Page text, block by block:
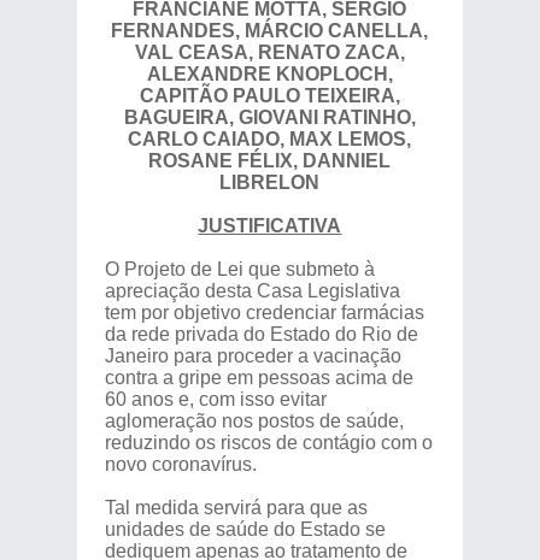
FRANCIANE MOTTA, SÉRGIO
FERNANDES, MÁRCIO CANELLA,
VAL CEASA, RENATO ZACA,
ALEXANDRE KNOPLOCH,
CAPITÃO PAULO TEIXEIRA,
BAGUEIRA, GIOVANI RATINHO,
CARLO CAIADO, MAX LEMOS,
ROSANE FÉLIX, DANNIEL
LIBRELON
JUSTIFICATIVA
O Projeto de Lei que submeto à
apreciação desta Casa Legislativa
tem por objetivo credenciar farmácias
da rede privada do Estado do Rio de
Janeiro para proceder a vacinação
contra a gripe em pessoas acima de
60 anos e, com isso evitar
aglomeração nos postos de saúde,
reduzindo os riscos de contágio com o
novo coronavírus.
Tal medida servirá para que as
unidades de saúde do Estado se
dediquem apenas ao tratamento de